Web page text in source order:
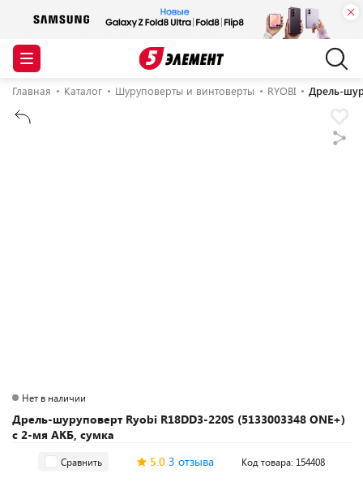
Главная Каталог Шуруповерты и винтоверты RYOBI Дрель-
Дрель-шуруповерт Ryobi R18DD3-220S (5133003348 ONE+)
с 2-мя АКБ, сумка
Нет в наличии
Сравнить 5.0 3 отзыва Код товара: 154408